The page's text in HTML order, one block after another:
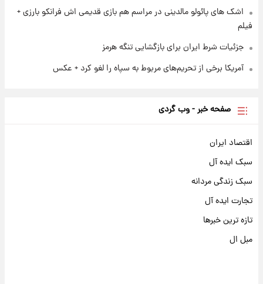
اشک های پائولو مالدینی در مراسم هم بازی قدیمی اش فرانکو بارزی +
فیلم
جزئیات شرط ایران برای بازگشایی تنگه هرمز
آمریکا برخی از تحریم‌های مربوط به سپاه را لغو کرد + عکس
صفحه خبر - وب گردی
اقتصاد ایران
سبک ایده آل
سبک زندگی مردانه
تجارت ایده آل
تازه ترین خبرها
مبل ال